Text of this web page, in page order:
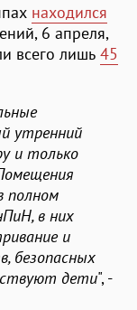
находился
6 апреля,
всего лишь 45
утренний
и только
полном
в них
и
безопасных
дети", -